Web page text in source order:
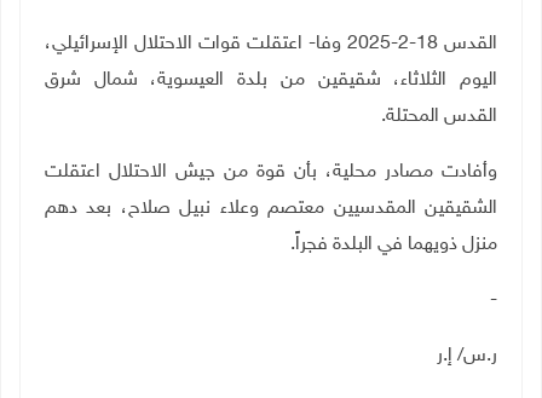
القدس 18-2-2025 وفا- اعتقلت قوات الاحتلال الإسرائيلي،
اليوم الثلاثاء، شقيقين من بلدة العيسوية، شمال شرق
القدس المحتلة.
وأفادت مصادر محلية، بأن قوة من جيش الاحتلال اعتقلت
الشقيقين المقدسيين معتصم وعلاء نبيل صلاح، بعد دهم
منزل ذويهما في البلدة فجراً.
-
ر.س/ إ.ر